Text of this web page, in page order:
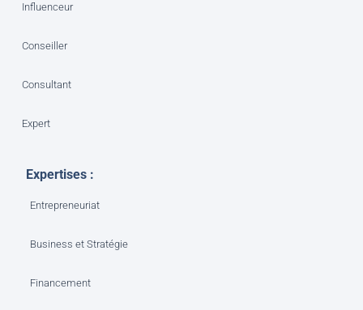
Influenceur
Conseiller
Consultant
Expert
Expertises :
Entrepreneuriat
Business et Stratégie
Financement